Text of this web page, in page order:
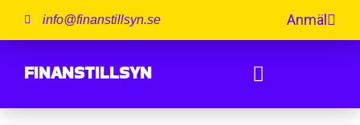
info@finanstillsyn.se Anmäl
FINANSTILLSYN